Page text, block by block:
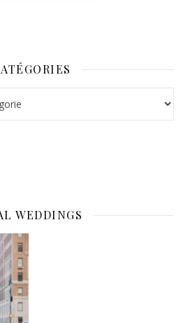
WEDDINGS